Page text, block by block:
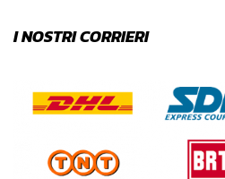
I NOSTRI CORRIERI